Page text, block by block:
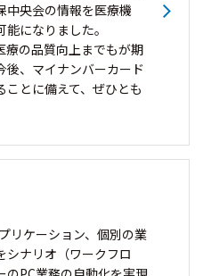
中央会の情報を医療機
になりました。
療の品質向上までもが期
後、マイナンバーカード
とに備えて、ぜひとも
リケーション、個別の業
シナリオ（ワークフロ